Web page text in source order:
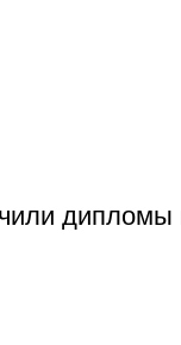
дипломы